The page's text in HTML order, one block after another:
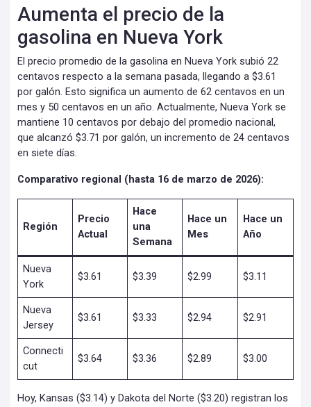
Aumenta el precio de la
gasolina en Nueva York
El precio promedio de la gasolina en Nueva York subió 22
centavos respecto a la semana pasada, llegando a $3.61
por galón. Esto significa un aumento de 62 centavos en un
mes y 50 centavos en un año. Actualmente, Nueva York se
mantiene 10 centavos por debajo del promedio nacional,
que alcanzó $3.71 por galón, un incremento de 24 centavos
en siete días.
Comparativo regional (hasta 16 de marzo de 2026):
Región
Precio
Actual
Hace
una
Semana
Hace un
Mes
Hace un
Año
Nueva
York
$3.61 $3.39 $2.99 $3.11
Nueva
Jersey
$3.61 $3.33 $2.94 $2.91
Connecti
cut
$3.64 $3.36 $2.89 $3.00
Hoy, Kansas ($3.14) y Dakota del Norte ($3.20) registran los